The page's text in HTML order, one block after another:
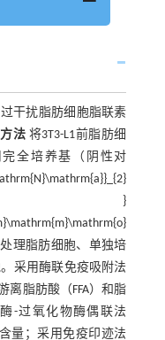
干扰脂肪细胞脂联素
方法 将3T3-L1前脂肪细
全培养基（阴性对
}
理脂肪细胞、单独培
。采用酶联免疫吸附法
离脂肪酸（FFA）和脂
-过氧化物酶偶联法
含量；采用免疫印迹法